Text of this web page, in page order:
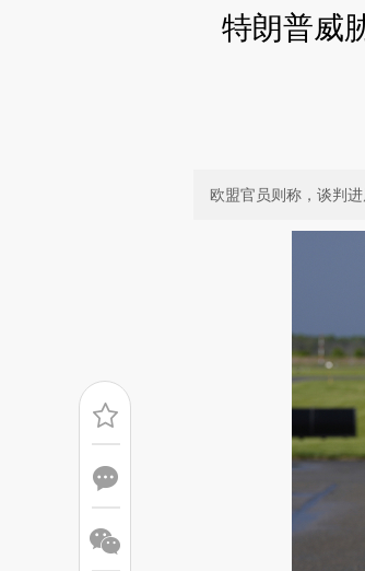
特朗普威
欧盟官员则称，谈判